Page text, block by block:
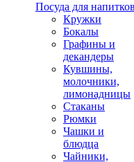
Посуда для напитков
Кружки
Бокалы
Графины и
декандеры
Кувшины,
молочники,
лимонадницы
Стаканы
Рюмки
Чашки и
блюдца
Чайники,